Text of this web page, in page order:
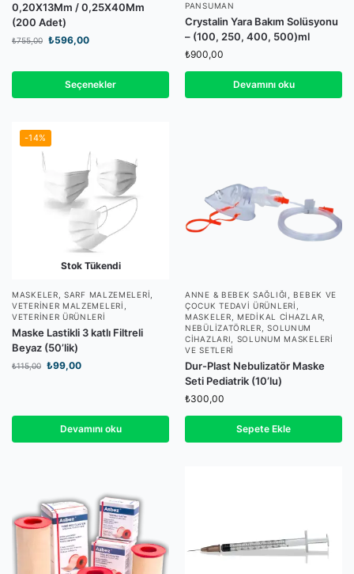
0,20X13Mm / 0,25X40Mm
(200 Adet)
₺755,00 ₺596,00
Seçenekler
PANSUMAN
Crystalin Yara Bakım Solüsyonu
– (100, 250, 400, 500)ml
₺900,00
Devamını oku
-14%
Stok Tükendi
MASKELER ,SARF MALZEMELERI
VETERINER MALZEMELERI
VETERINER ÜRÜNLERI
Maske Lastikli 3 katlı Filtreli
Beyaz (50’lik)
₺115,00 ₺99,00
Devamını oku
ANNE & BEBEK SAĞLIĞI
BEBEK VE
ÇOCUK TEDAVI ÜRÜNLERI
MASKELER
MEDIKAL CIHAZLAR
NEBÜLIZATÖRLER ,SOLUNUM
CIHAZLARI
SOLUNUM MASKELERI
VE SETLERI
Dur-Plast Nebulizatör Maske
Seti Pediatrik (10’lu)
₺300,00
Sepete Ekle